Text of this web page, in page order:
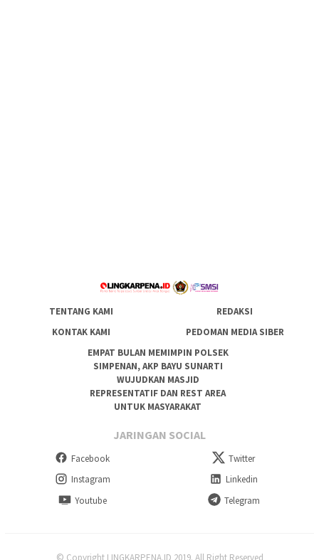
TENTANG KAMI
REDAKSI
KONTAK KAMI
PEDOMAN MEDIA SIBER
EMPAT BULAN MEMIMPIN POLSEK
SIMPENAN, AKP BAYU SUNARTI
WUJUDKAN MASJID
REPRESENTATIF DAN REST AREA
UNTUK MASYARAKAT
JARINGAN SOCIAL
Facebook
Twitter
Instagram
Linkedin
Youtube
Telegram
© Copyright LINGKARPENA.ID 2019. All Right Reserved